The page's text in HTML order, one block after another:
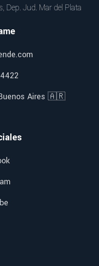
Dep. Jud. Mar del Plata
Aires 🇦🇷